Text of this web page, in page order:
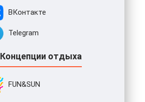
ВКонтакте
Telegram
Концепции отдыха
FUN&SUN